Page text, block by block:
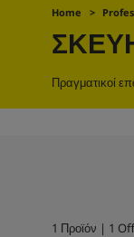
Home
Πραγματικοί
1 Προϊόν | 1